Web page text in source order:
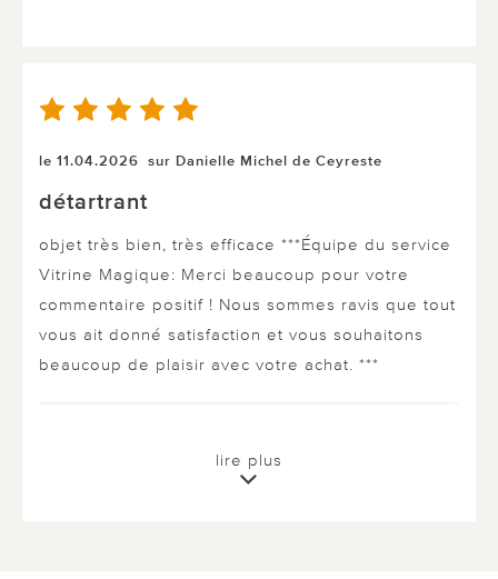
le 11.04.2026 sur Danielle Michel de Ceyreste
détartrant
objet très bien, très efficace ***Équipe du service
Vitrine Magique: Merci beaucoup pour votre
commentaire positif ! Nous sommes ravis que tout
vous ait donné satisfaction et vous souhaitons
beaucoup de plaisir avec votre achat. ***
lire plus